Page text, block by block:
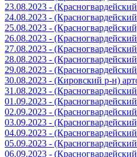
23.08.2023 -
24.08.2023 -
25.08.2023 -
26.08.2023 -
27.08.2023 -
28.08.2023 -
29.08.2023 -
30.08.2023 - (Кировский р-н)
31.08.2023 -
01.09.2023 -
02.09.2023 -
03.09.2023 -
04.09.2023 -
05.09.2023 -
06.09.2023 -